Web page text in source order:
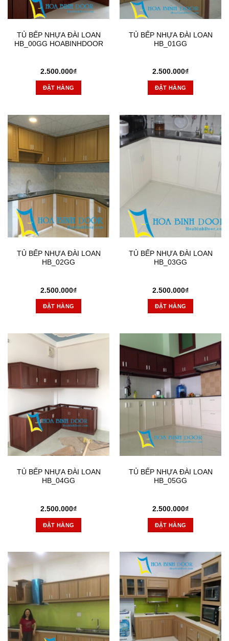
TỦ BẾP NHỰA ĐÀI LOAN
HB_00GG HOABINHDOOR
2.500.000₫
ĐẶT HÀNG
TỦ BẾP NHỰA ĐÀI LOAN
HB_01GG
2.500.000₫
ĐẶT HÀNG
TỦ BẾP NHỰA ĐÀI LOAN
HB_02GG
2.500.000₫
ĐẶT HÀNG
TỦ BẾP NHỰA ĐÀI LOAN
HB_03GG
2.500.000₫
ĐẶT HÀNG
TỦ BẾP NHỰA ĐÀI LOAN
HB_04GG
2.500.000₫
ĐẶT HÀNG
TỦ BẾP NHỰA ĐÀI LOAN
HB_05GG
2.500.000₫
ĐẶT HÀNG